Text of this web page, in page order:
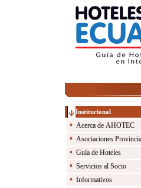
Institucional
Acerca de AHOTEC
Asociaciones
Guía de Hoteles
Servicios al Socio
Informativos